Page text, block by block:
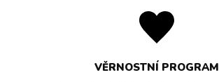
VĚRNOSTNÍ PROGRAM